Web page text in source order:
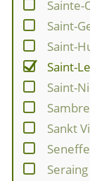
Sainte-
Saint-
Saint-
Saint-
Saint-
Sankt
Seneffe
Seraing